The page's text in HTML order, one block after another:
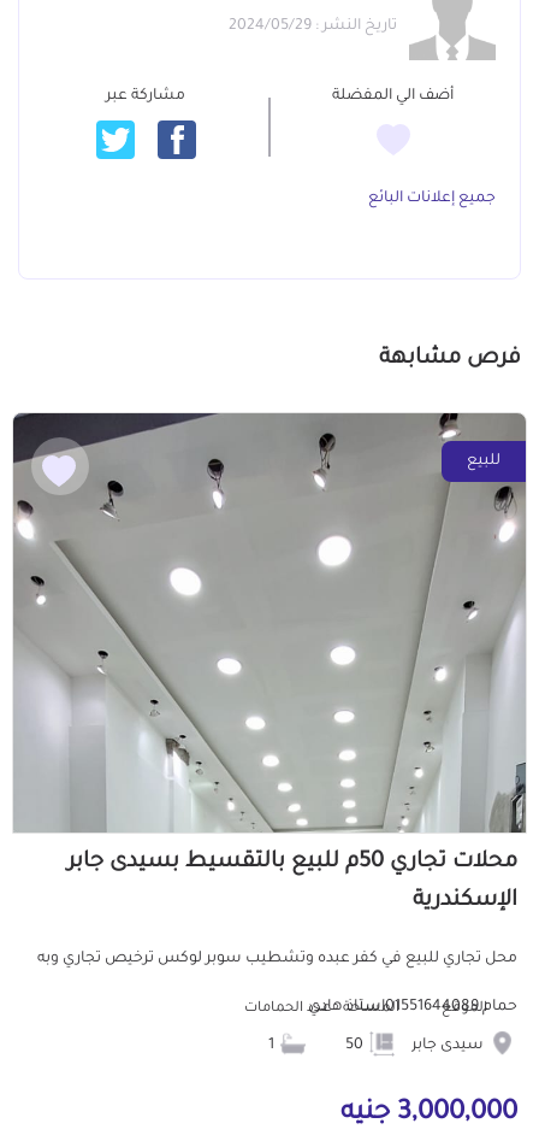
تاريخ النشر : 2024/05/29
أضف الي المفضلة مشاركة عبر
جميع إعلانات البائع
فرص مشابهة
للبيع
محلات تجاري 50م للبيع بالتقسيط بسيدى جابر
الإسكندرية
محل تجاري للبيع في كفر عبده وتشطيب سوبر لوكس ترخيص تجاري وبه
حمام 01551644089استاذ هاديالموقع
سيدى جابر
المساحة عدد الحمامات
3,000,000 جنيه